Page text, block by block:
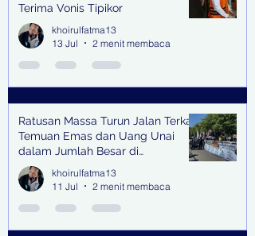
Terima Vonis Tipikor
khoirulfatma13
13 Jul
2 menit membaca
Ratusan Massa Turun Jalan Terkait
Temuan Emas dan Uang Unai
dalam Jumlah Besar di
Lingkungan Jampidsus Kejaksaan
Agung RI di Jakarta
khoirulfatma13
11 Jul
2 menit membaca